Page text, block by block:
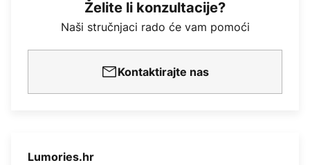
Želite li konzultacije?
Naši stručnjaci rado će vam pomoći
Kontaktirajte nas
Lumories.hr